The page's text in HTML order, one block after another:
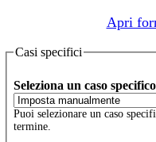
Apri
Casi specifici
Seleziona un caso specifico
Puoi selezionare un caso
termine.